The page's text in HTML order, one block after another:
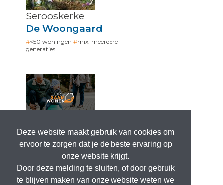
Deze website maakt gebruik van cookies om
ervoor te zorgen dat je de beste ervaring op
onze website krijgt.
Door deze melding te sluiten, of door gebruik
te blijven maken van onze website weten we